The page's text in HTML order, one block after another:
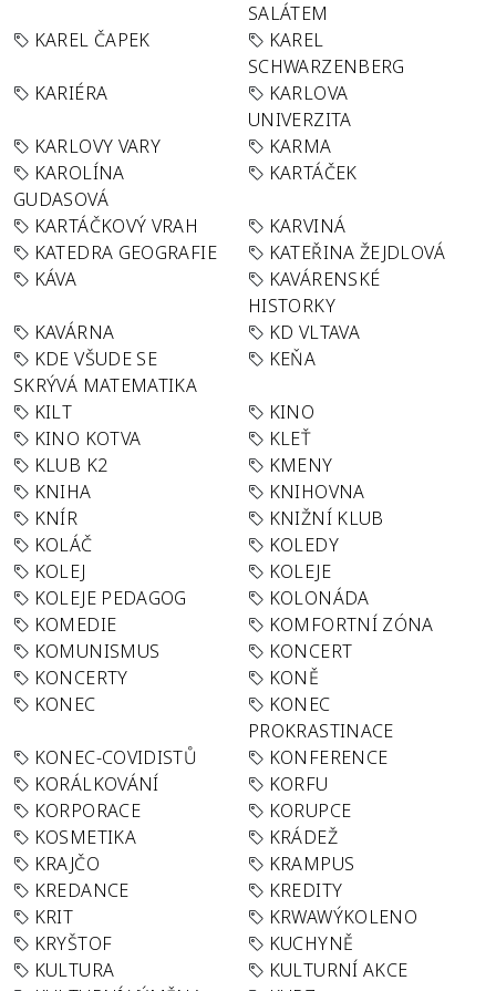
SALÁTEM
KAREL ČAPEK
KAREL
SCHWARZENBERG
KARIÉRA
KARLOVA
UNIVERZITA
KARLOVY VARY
KARMA
KAROLÍNA
GUDASOVÁ
KARTÁČEK
KARTÁČKOVÝ VRAH
KARVINÁ
KATEDRA GEOGRAFIE
KATEŘINA ŽEJDLOVÁ
KÁVA
KAVÁRENSKÉ
HISTORKY
KAVÁRNA
KD VLTAVA
KDE VŠUDE SE
SKRÝVÁ MATEMATIKA
KEŇA
KILT
KINO
KINO KOTVA
KLEŤ
KLUB K2
KMENY
KNIHA
KNIHOVNA
KNÍR
KNIŽNÍ KLUB
KOLÁČ
KOLEDY
KOLEJ
KOLEJE
KOLEJE PEDAGOG
KOLONÁDA
KOMEDIE
KOMFORTNÍ ZÓNA
KOMUNISMUS
KONCERT
KONCERTY
KONĚ
KONEC
KONEC
PROKRASTINACE
KONEC-COVIDISTŮ
KONFERENCE
KORÁLKOVÁNÍ
KORFU
KORPORACE
KORUPCE
KOSMETIKA
KRÁDEŽ
KRAJČO
KRAMPUS
KREDANCE
KREDITY
KRIT
KRWAWÝKOLENO
KRYŠTOF
KUCHYNĚ
KULTURA
KULTURNÍ AKCE